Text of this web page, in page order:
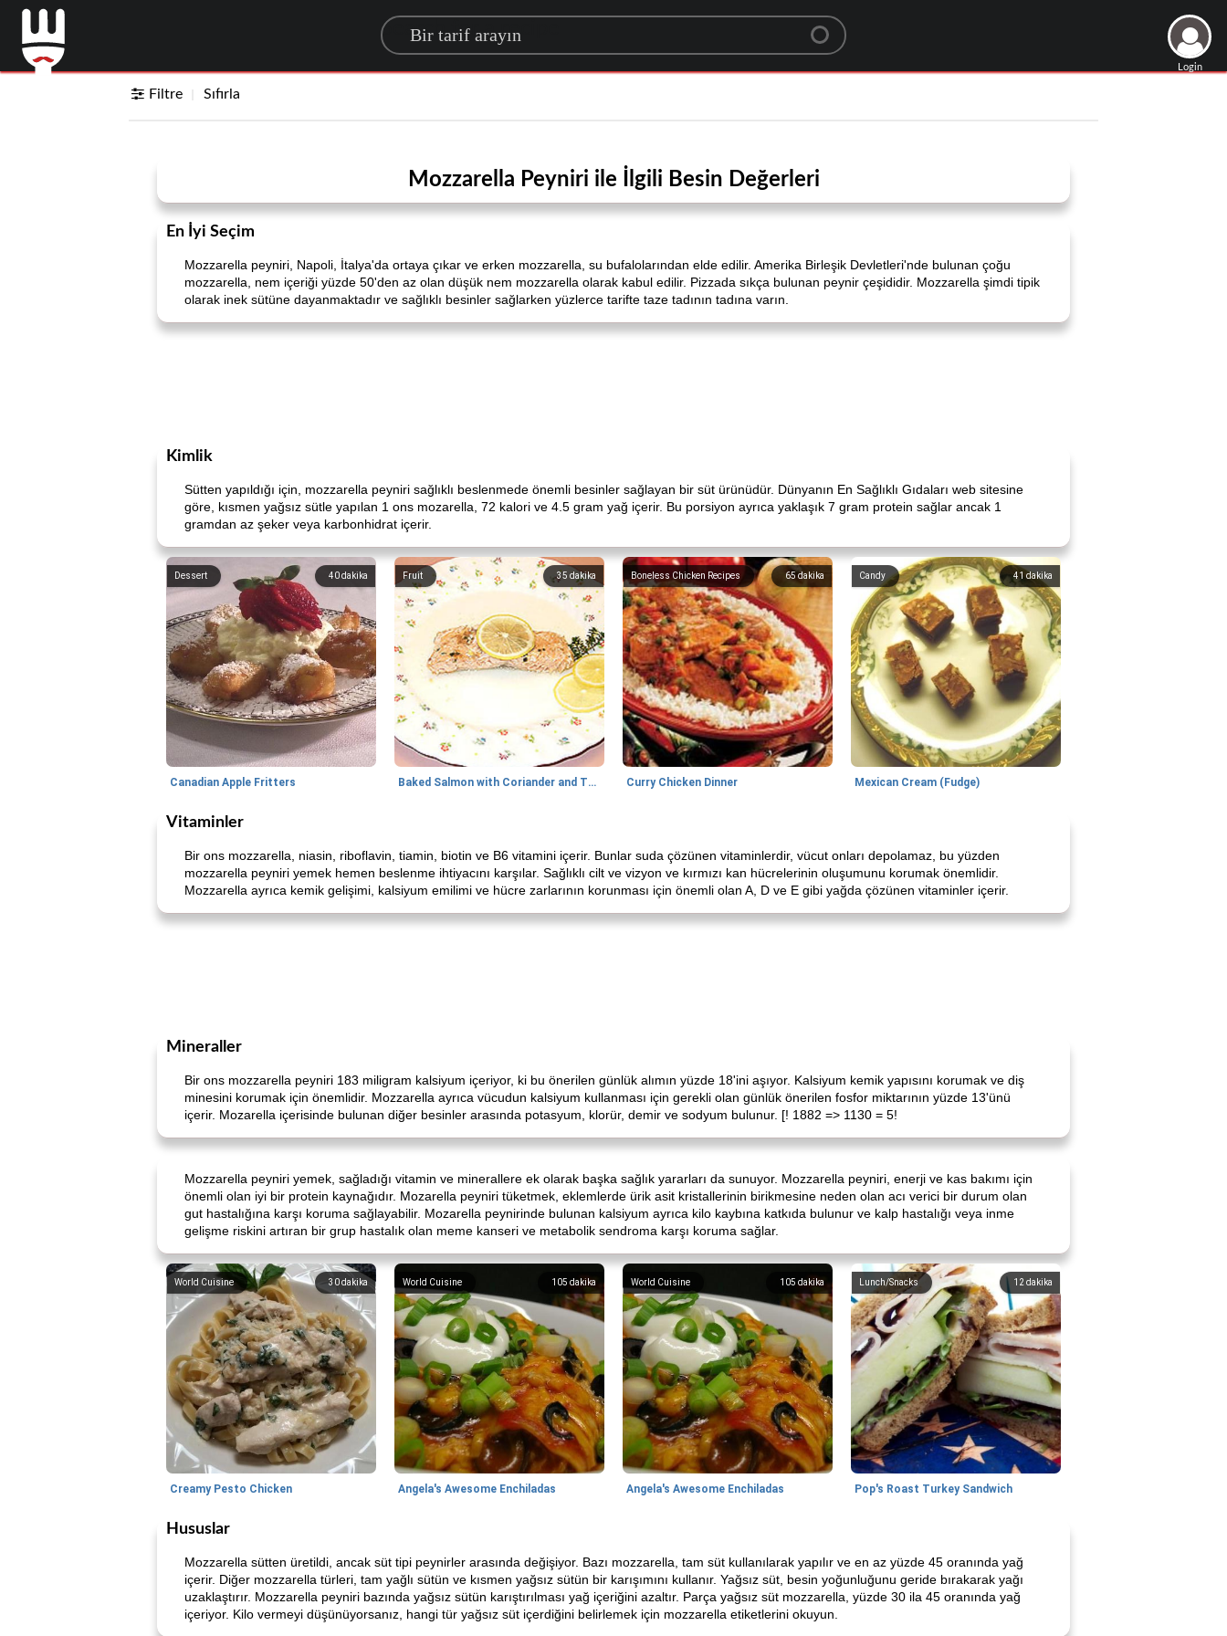
Search for a recipe
Login
Filtre Sıfırla
Mozzarella Peyniri ile İlgili Besin Değerleri
En İyi Seçim
Mozzarella peyniri, Napoli, İtalya'da ortaya çıkar ve erken mozzarella, su bufalolarından elde edilir. Amerika Birleşik Devletleri'nde bulunan çoğu
mozzarella, nem içeriği yüzde 50'den az olan düşük nem mozzarella olarak kabul edilir. Pizzada sıkça bulunan peynir çeşididir. Mozzarella şimdi tipik
olarak inek sütüne dayanmaktadır ve sağlıklı besinler sağlarken yüzlerce tarifte taze tadının tadına varın.
Kimlik
Sütten yapıldığı için, mozzarella peyniri sağlıklı beslenmede önemli besinler sağlayan bir süt ürünüdür. Dünyanın En Sağlıklı Gıdaları web sitesine
göre, kısmen yağsız sütle yapılan 1 ons mozarella, 72 kalori ve 4.5 gram yağ içerir. Bu porsiyon ayrıca yaklaşık 7 gram protein sağlar ancak 1
gramdan az şeker veya karbonhidrat içerir.
40dakika
Dessert
Canadian Apple Fritters
35 dakika
Fruit
Baked Salmon with Coriander and Thyme
65 dakika
Boneless Chicken Recipes
Curry Chicken Dinner
41 dakika
Candy
Mexican Cream (Fudge)
Vitaminler
Bir ons mozzarella, niasin, riboflavin, tiamin, biotin ve B6 vitamini içerir. Bunlar suda çözünen vitaminlerdir, vücut onları depolamaz, bu yüzden
mozzarella peyniri yemek hemen beslenme ihtiyacını karşılar. Sağlıklı cilt ve vizyon ve kırmızı kan hücrelerinin oluşumunu korumak önemlidir.
Mozzarella ayrıca kemik gelişimi, kalsiyum emilimi ve hücre zarlarının korunması için önemli olan A, D ve E gibi yağda çözünen vitaminler içerir.
Mineraller
Bir ons mozzarella peyniri 183 miligram kalsiyum içeriyor, ki bu önerilen günlük alımın yüzde 18'ini aşıyor. Kalsiyum kemik yapısını korumak ve diş
minesini korumak için önemlidir. Mozzarella ayrıca vücudun kalsiyum kullanması için gerekli olan günlük önerilen fosfor miktarının yüzde 13'ünü
içerir. Mozarella içerisinde bulunan diğer besinler arasında potasyum, klorür, demir ve sodyum bulunur. [! 1882 => 1130 = 5!
Mozzarella peyniri yemek, sağladığı vitamin ve minerallere ek olarak başka sağlık yararları da sunuyor. Mozzarella peyniri, enerji ve kas bakımı için
önemli olan iyi bir protein kaynağıdır. Mozarella peyniri tüketmek, eklemlerde ürik asit kristallerinin birikmesine neden olan acı verici bir durum olan
gut hastalığına karşı koruma sağlayabilir. Mozarella peynirinde bulunan kalsiyum ayrıca kilo kaybına katkıda bulunur ve kalp hastalığı veya inme
gelişme riskini artıran bir grup hastalık olan meme kanseri ve metabolik sendroma karşı koruma sağlar.
30dakika
World Cuisine
Creamy Pesto Chicken
105 dakika
World Cuisine
Angela's Awesome Enchiladas
105 dakika
World Cuisine
Angela's Awesome Enchiladas
12 dakika
Lunch/Snacks
Pop's Roast Turkey Sandwich
Hususlar
Mozzarella sütten üretildi, ancak süt tipi peynirler arasında değişiyor. Bazı mozzarella, tam süt kullanılarak yapılır ve en az yüzde 45 oranında yağ
içerir. Diğer mozzarella türleri, tam yağlı sütün ve kısmen yağsız sütün bir karışımını kullanır. Yağsız süt, besin yoğunluğunu geride bırakarak yağı
uzaklaştırır. Mozzarella peyniri bazında yağsız sütün karıştırılması yağ içeriğini azaltır. Parça yağsız süt mozzarella, yüzde 30 ila 45 oranında yağ
içeriyor. Kilo vermeyi düşünüyorsanız, hangi tür yağsız süt içerdiğini belirlemek için mozzarella etiketlerini okuyun.